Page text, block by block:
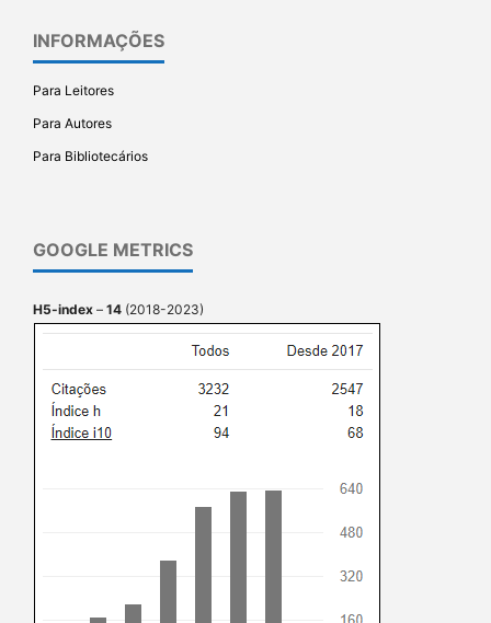
INFORMAÇÕES
Para Leitores
Para Autores
Para Bibliotecários
GOOGLE METRICS
H5-index – 14 (2018-2023)